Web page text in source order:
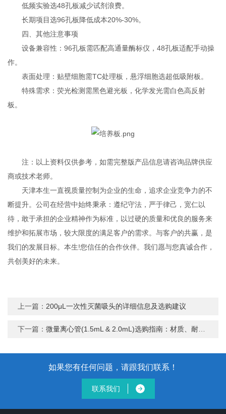
低频实验选48孔板减少试剂浪费‌。
长期项目选96孔板降低成本20%-30%‌。
四、其他注意事项‌
设备兼容性‌：96孔板需匹配高通量酶标仪，48孔板适配手动操
作‌。
表面处理‌：贴壁细胞需TC处理板，悬浮细胞选超低吸附板‌。
特殊需求‌：荧光检测需黑色避光板，化学发光需白色高反射
板‌。
注：以上资料仅供参考，如需完整版产品信息请咨询品牌供应
商或技术老师。
天津本生一直视质量控制为企业的生命，追求企业竞争力的不
断提升。公司在经营中始终秉承：遵纪守法，严于律己，宽仁以
待，敢于承担的企业精神作为标准，以过硬的质量和优良的服务来
维护和拓展市场，较大限度的满足客户的需求。与客户的共赢，是
我们的发展目标。本生!您信任的合作伙伴。我们愿与您真诚合作，
共创美好的未来。
上一篇： 200μL一次性灭菌吸头的详细信息及选购建议
下一篇：微量离心管(1.5mL & 2.0mL)选购指南：材质、耐温性与实验适配性
如果您有任何问题，请跟我们联系！
联系我们